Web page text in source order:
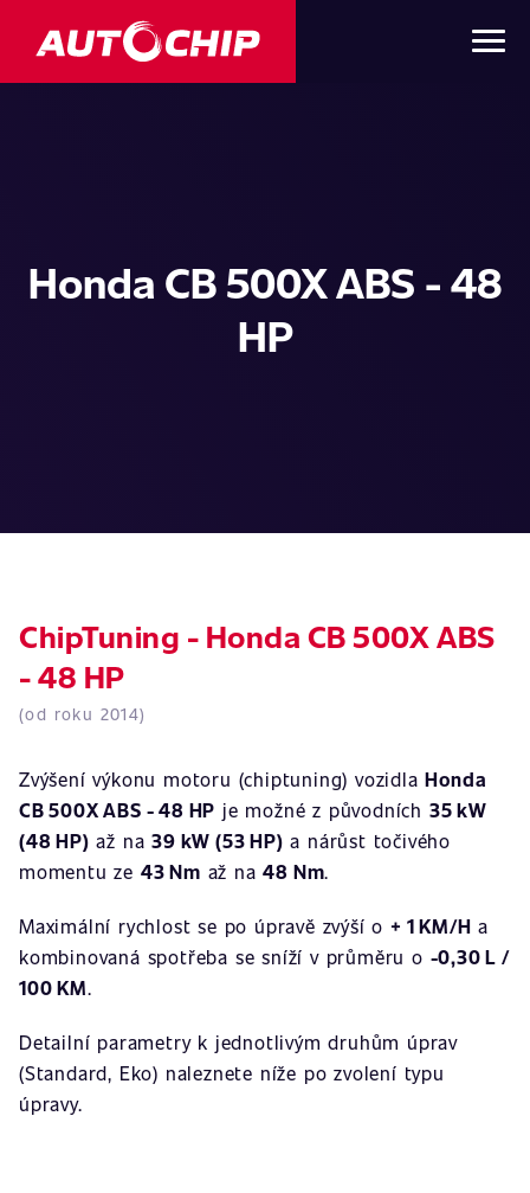
Honda CB 500X ABS - 48
HP
ChipTuning - Honda CB 500X ABS
- 48 HP
(od roku 2014)
Zvýšení výkonu motoru (chiptuning) vozidlaHonda
CB 500X ABS - 48 HP je možné z původních 35 kW
(48 HP) až na39 kW (53 HP) a nárůst točivého
momentu ze 43 Nm až na48 Nm.
Maximální rychlost se po úpravě zvýší o + 1 KM/H a
kombinovaná spotřeba se sníží v průměru o -0,30 L /
100 KM.
Detailní parametry k jednotlivým druhům úprav
(Standard, Eko) naleznete níže po zvolení typu
úpravy.